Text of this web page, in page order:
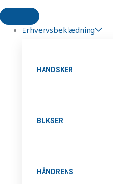
Erhvervsbeklædning
HANDSKER
BUKSER
HÅNDRENS